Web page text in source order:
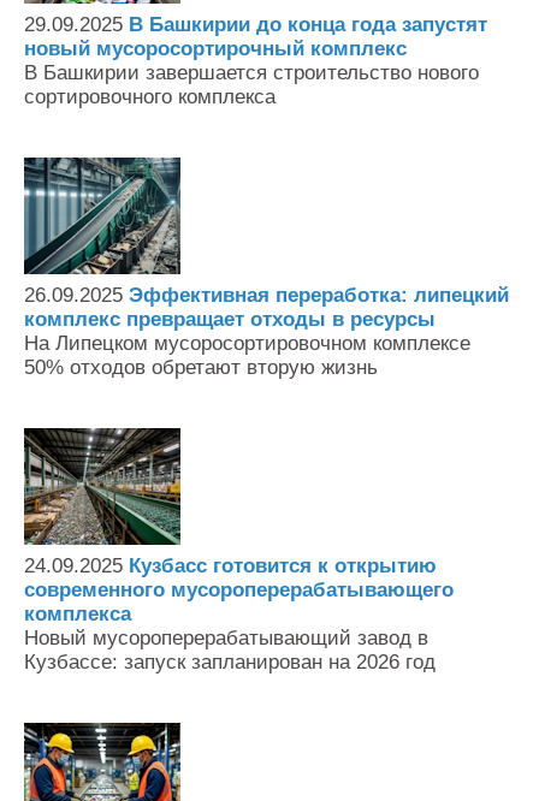
29.09.2025 В Башкирии до конца года запустят
новый мусоросортирочный комплекс
В Башкирии завершается строительство нового
сортировочного комплекса
26.09.2025 Эффективная переработка: липецкий
комплекс превращает отходы в ресурсы
На Липецком мусоросортировочном комплексе
50% отходов обретают вторую жизнь
24.09.2025 Кузбасс готовится к открытию
современного мусороперерабатывающего
комплекса
Новый мусороперерабатывающий завод в
Кузбассе: запуск запланирован на 2026 год